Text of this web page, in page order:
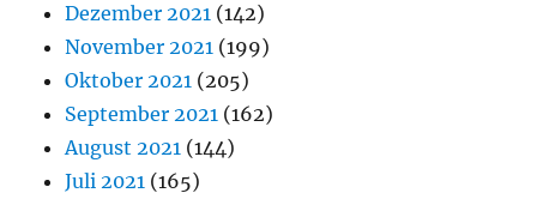
Dezember 2021 (142)
November 2021 (199)
Oktober 2021 (205)
September 2021 (162)
August 2021 (144)
Juli 2021 (165)